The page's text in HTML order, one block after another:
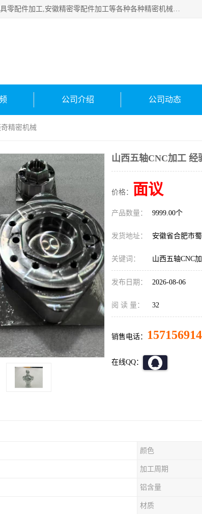
公司主要承接深圳精密零配件加工,非标零部配件加工,家具零配件加工,治具零配件加工,安徽精密零配件加工等各种各种精密机械加工，欢迎来来电咨询！
公司介绍 公司动态
精密机械
山西五轴CNC加工
价格： 面议
产品数量： 9999.00个
发货地址： 安徽省合肥市
关键词： 山西五轴CNC
发布日期： 2026-08-06
阅 读 量： 32
销售电话：
在线QQ：
颜色
加工周期
铝含量
材质